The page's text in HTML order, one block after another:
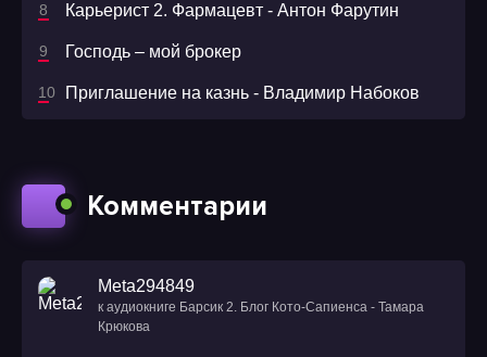
Карьерист 2. Фармацевт - Антон Фарутин
Господь – мой брокер
Приглашение на казнь - Владимир Набоков
Комментарии
Meta294849
к аудиокниге Барсик 2. Блог Кото-Сапиенса - Тамара
Крюкова